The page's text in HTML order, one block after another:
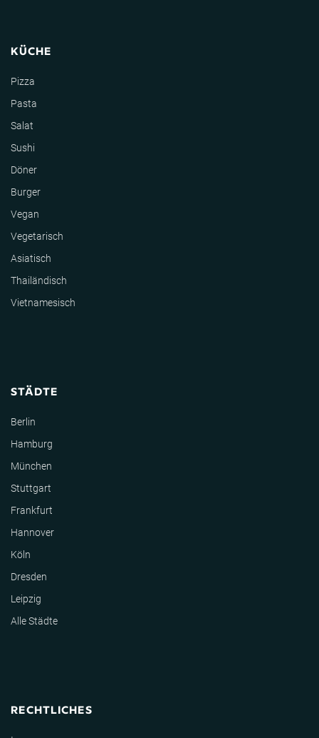
KÜCHE
Pizza
Pasta
Salat
Sushi
Döner
Burger
Vegan
Vegetarisch
Asiatisch
Thailändisch
Vietnamesisch
STÄDTE
Berlin
Hamburg
München
Stuttgart
Frankfurt
Hannover
Köln
Dresden
Leipzig
Alle Städte
RECHTLICHES